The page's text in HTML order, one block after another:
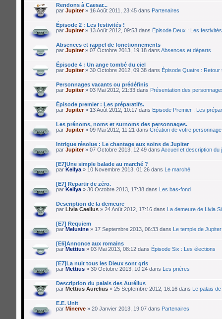
Rendons à Caesar...
par Jupiter» 16 Août 2011, 23:45 dans Partenaires
Épisode 2 : Les festivités !
par Jupiter» 13 Août 2012, 09:53 dans Épisode Deux : Les festivités
Absences et rappel de fonctionnements
par Jupiter» 07 Octobre 2013, 19:18 dans Absences et départs
Épisode 4 : Un ange tombé du ciel
par Jupiter» 30 Octobre 2012, 09:38 dans Épisode Quatre : Retour
Personnages vacants ou prédéfinis
par Jupiter» 03 Mai 2012, 21:33 dans Présentation des
Épisode premier : Les préparatifs.
par Jupiter» 13 Août 2012, 10:17 dans Episode Premier : Les
Les prénoms, noms et surnoms des personnages.
par Jupiter» 09 Mai 2012, 11:21 dans Création de votre personnage
Intrigue résolue : Le chantage aux soins de Jupiter
par Jupiter» 07 Octobre 2013, 12:49 dans Accueil et description du
[E7]Une simple balade au marché ?
par Kellya » 10 Novembre 2013, 01:26 dans Le marché
[E7] Repartir de zéro.
par Kellya » 30 Octobre 2013, 17:38 dans Les bas-fond
Description de la demeure
par Livia Caelius » 24 Août 2012, 17:16 dans La demeure de Livia
[E7] Requiem
par Melusine » 17 Septembre 2013, 06:33 dans Le temple de Jupiter
[E6]Annonce aux romains
par Mettius » 03 Mai 2013, 08:12 dans Épisode Six : Les élections
[E7]La nuit tous les Dieux sont gris
par Mettius » 30 Octobre 2013, 10:24 dans Les prières
Description du palais des Aurélius
par Mettius Aurelius » 25 Septembre 2012, 16:16 dans Le palais
E.E. Unit
par Minerve » 20 Janvier 2013, 19:07 dans Partenaires